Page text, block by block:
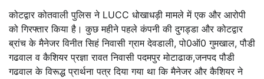
कोटद्वार कोतवाली पुलिस ने LUCC धोखाधड़ी मामले में एक और आरोपी
को गिरफ्तार किया है। कुछ महीने पहले कंपनी की दुगड्डा और कोटद्वार
ब्रांच के मैनेजर विनीत सिहं निवासी ग्राम देवडाली, पो0ऑ0 गुमखाल, पौडी
गढवाल व कैशियर प्रज्ञा रावत निवासी पदमपुर मोटाढाक,जनपद पौडी
गढवाल के विरूद्ध प्रार्थना पत्र दिया गया था कि मैनेजर और कैशियर ने